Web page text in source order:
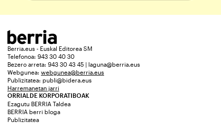
Berria.eus - Euskal Editorea SM
Telefonoa: 943 30 40 30
Bezero arreta: 943 30 43 45 | laguna@berria.eus
Webgunea: webgunea@berria.eus
Publizitatea: publi@bidera.eus
Harremanetan jarri
ORRIALDE KORPORATIBOAK
Ezagutu BERRIA Taldea
BERRIA berri bloga
Publizitatea